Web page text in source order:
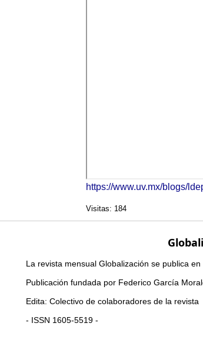
https://www.uv.mx/blogs/
Visitas: 184
La revista mensual Globalización se publica
Publicación fundada por Federico García
Edita: Colectivo de colaboradores de la revista
- ISSN 1605-5519 -